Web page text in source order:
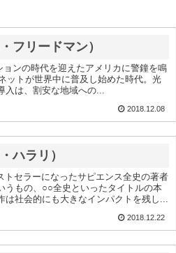
フリードマン）
ンの時代を迎えたアメリカに警鐘を鳴
ットが世界中に普及し始めた時代。光
入は、割安な地域への...
2018.12.08
ハラリ）
セラーになったサピエンス全史の著者
うもの、○○全史といったタイトルの本
は社会的にも大きなインパクトを残し...
2018.12.22